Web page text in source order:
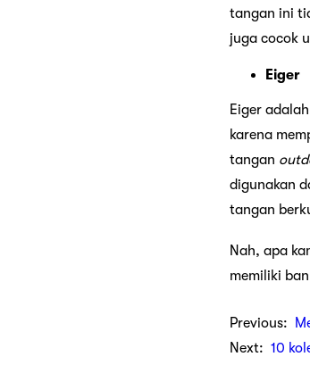
tangan ini
juga cocok
Eiger
Eiger
karena
tangan
digunakan
tangan
Nah, apa
memiliki
Previous:
Next: 10